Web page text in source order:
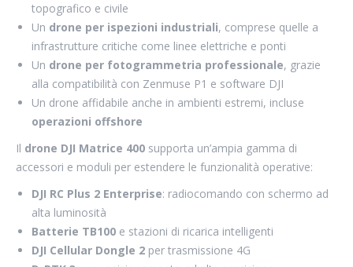
topografico e civile
Un drone per ispezioni industriali, comprese quelle a
infrastrutture critiche come linee elettriche e ponti
Un drone per fotogrammetria professionale, grazie
alla compatibilità con Zenmuse P1 e software DJI
Un drone affidabile anche in ambienti estremi, incluse
operazioni offshore
Il drone DJI Matrice 400 supporta un’ampia gamma di
accessori e moduli per estendere le funzionalità operative:
DJI RC Plus 2 Enterprise: radiocomando con schermo ad
alta luminosità
Batterie TB100 e stazioni di ricarica intelligenti
DJI Cellular Dongle 2 per trasmissione 4G